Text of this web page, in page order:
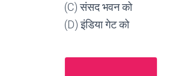
(C) संसद भवन को
(D) इंडिया गेट को